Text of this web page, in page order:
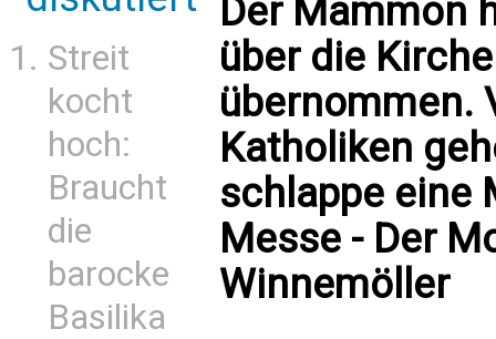
Streit
kocht
hoch:
Braucht
die
barocke
Basilika
Der Mammon
über die
übernommen.
Katholiken
schlappe eine
Messe - Der
Winnemöller